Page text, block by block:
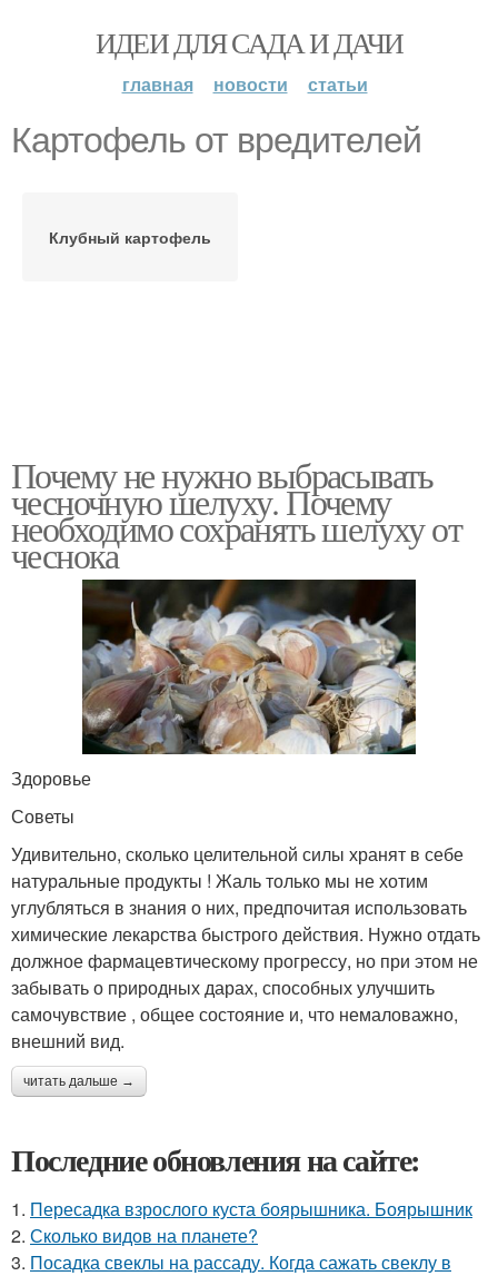
ИДЕИ ДЛЯ САДА И ДАЧИ
главная новости статьи
Картофель от вредителей
Клубный картофель
Почему не нужно выбрасывать
чесночную шелуху. Почему
необходимо сохранять шелуху от
чеснока
Здоровье
Советы
Удивительно, сколько целительной силы хранят в себе
натуральные продукты ! Жаль только мы не хотим
углубляться в знания о них, предпочитая использовать
химические лекарства быстрого действия. Нужно отдать
должное фармацевтическому прогрессу, но при этом не
забывать о природных дарах, способных улучшить
самочувствие , общее состояние и, что немаловажно,
внешний вид.
читать дальше →
Последние обновления на сайте:
1. Пересадка взрослого куста боярышника. Боярышник
2. Сколько видов на планете?
3. Посадка свеклы на рассаду. Когда сажать свеклу в